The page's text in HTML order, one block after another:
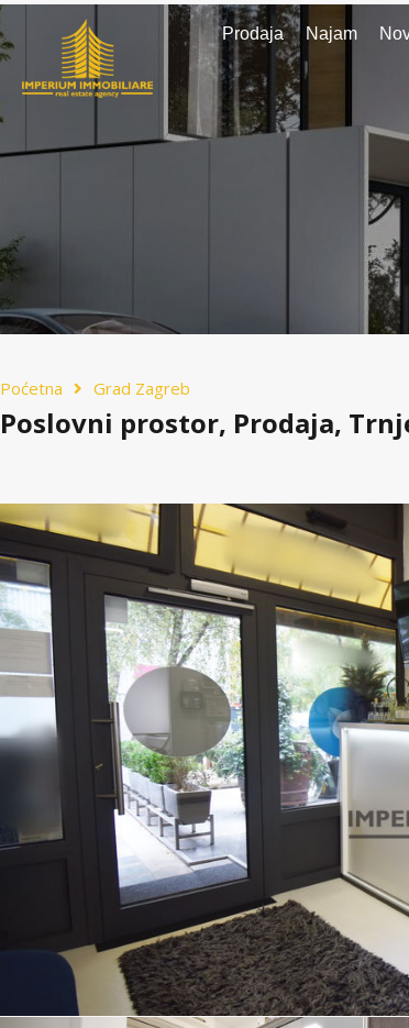
Prodaja Najam
Poćetna Grad Zagreb
Poslovni prostor, Prodaja,